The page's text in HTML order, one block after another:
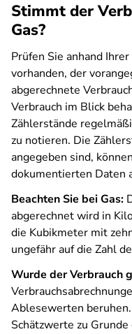
Stimmt der
Gas?
Prüfen Sie anhand
vorhanden, der
abgerechnete
Verbrauch im Blick
Zählerstände
zu notieren. Die
angegeben sind,
dokumentierten Daten
Beachten Sie bei Gas:
abgerechnet wird in
die Kubikmeter mit
ungefähr auf die Zahl
Wurde der Verbrauch
Ablesewerten
Schätzwerte zu